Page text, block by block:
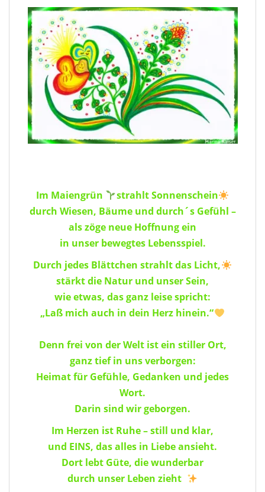
Im Maiengrün
strahlt Sonnenschein
durch Wiesen, Bäume und durch´s Gefühl –
als zöge neue Hoffnung ein
in unser bewegtes Lebensspiel.
Durch jedes Blättchen strahlt das Licht,
stärkt die Natur und unser Sein,
wie etwas, das ganz leise spricht:
„Laß mich auch in dein Herz hinein.“
Denn frei von der Welt ist ein stiller Ort,
ganz tief in uns verborgen:
Heimat für Gefühle, Gedanken und jedes
Wort.
Darin sind wir geborgen.
Im Herzen ist Ruhe – still und klar,
und EINS, das alles in Liebe ansieht.
Dort lebt Güte, die wunderbar
durch unser Leben zieht